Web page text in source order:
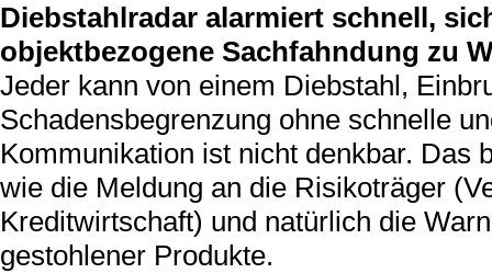
Diebstahlradar alarmiert schnell,
objektbezogene Sachfahndung zu
Jeder kann von einem Diebstahl,
Schadensbegrenzung ohne schnelle
Kommunikation ist nicht denkbar. Das
wie die Meldung an die Risikoträger
Kreditwirtschaft) und natürlich die
gestohlener Produkte.